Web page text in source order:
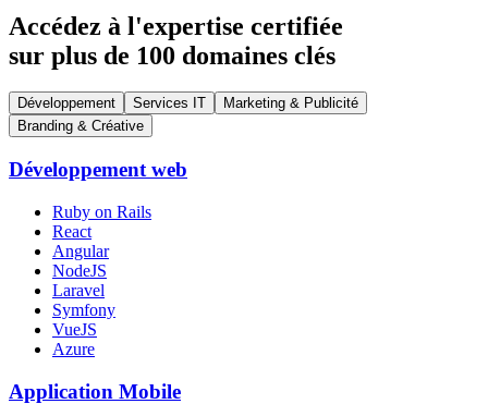
Accédez à l'expertise certifiée
sur plus de 100 domaines clés
Développement Services IT
Marketing & Publicité
Branding & Créative
Développement web
Ruby on Rails
React
Angular
NodeJS
Laravel
Symfony
VueJS
Azure
Application Mobile